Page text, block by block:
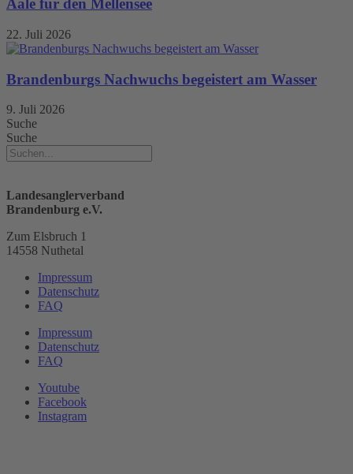
Aale für den Mellensee
22. Juli 2026
Brandenburgs Nachwuchs begeistert am Wasser
9. Juli 2026
Suche
Suche
Landesanglerverband
Brandenburg e.V.
Zum Elsbruch 1
14558 Nuthetal
Impressum
Datenschutz
FAQ
Impressum
Datenschutz
FAQ
Youtube
Facebook
Instagram